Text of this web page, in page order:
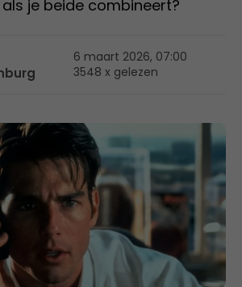
je beide combineert?
6 maart 2026, 07:00
3548 x gelezen